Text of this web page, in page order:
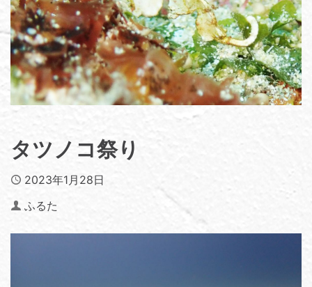
タツノコ祭り
Published
2023年1月28日
Author
ふるた